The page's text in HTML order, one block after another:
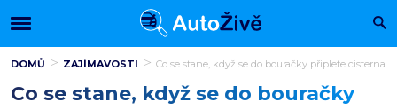
DOMŮ ZAJÍMAVOSTI Co se stane, když se do bouračky připlete cisterna s
Co se stane, když se do bouračky